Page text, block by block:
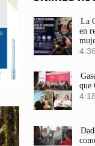
La
en
que